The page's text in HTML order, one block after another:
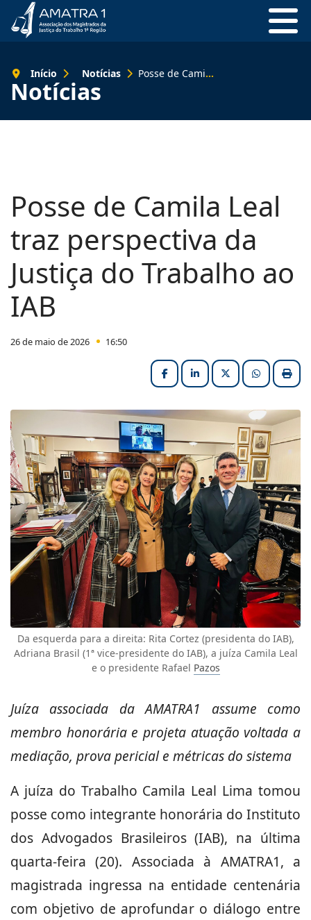
Notícias
Início Notícias Posse de Camila Leal traz perspectiva da Justiça do Trabalho ao IAB
Posse de Camila Leal
traz perspectiva da
Justiça do Trabalho ao
IAB
26 de maio de 2026 16:50
FacebookLinkedInX (formerly
Da esquerda para a direita: Rita Cortez (presidenta do IAB),
Adriana Brasil (1ª vice-presidente do IAB), a juíza Camila Leal
e o presidente Rafael Pazos
Juíza associada da AMATRA1 assume como
membro honorária e projeta atuação voltada a
mediação, prova pericial e métricas do sistema
A juíza do Trabalho Camila Leal Lima tomou
posse como integrante honorária do Instituto
dos Advogados Brasileiros (IAB), na última
quarta-feira (20). Associada à AMATRA1, a
magistrada ingressa na entidade centenária
com objetivo de aprofundar o diálogo entre